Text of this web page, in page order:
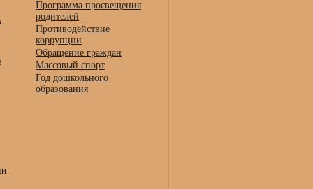
Программа просвещения
родителей
Противодействие
коррупции
Обращение граждан
Массовый спорт
Год дошкольного
образования